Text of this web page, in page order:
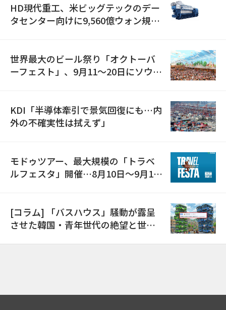
HD現代重工、米ビッグテックのデー
タセンター向けに9,560億ウォン規模
世界最大のビール祭り「オクトーバ
ーフェスト」、9月11〜20日にソウル
KDI「半導体牽引で景気回復にも…内
外の不確実性は拭えず」
モドゥツアー、最大規模の「トラベ
ルフェスタ」開催…8月10日～9月11
[コラム] 「バスハウス」騒動が露呈
させた韓国・青年世代の絶望と世代